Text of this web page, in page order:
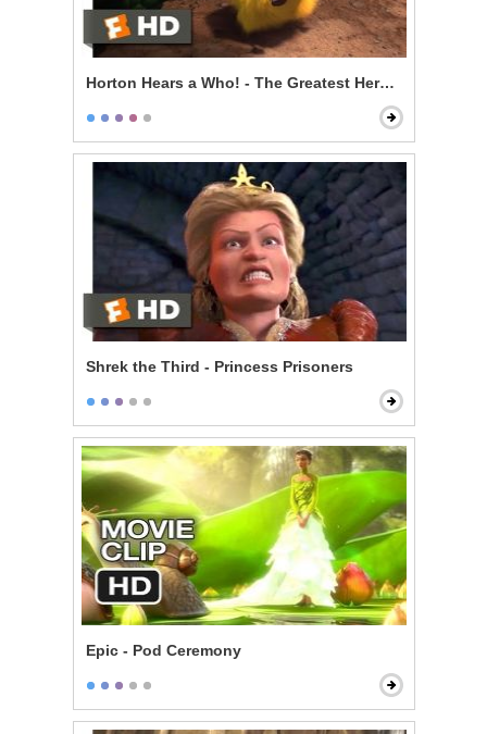
Horton Hears a Who! - The Greatest Hero of Them All
Shrek the Third - Princess Prisoners
Epic - Pod Ceremony